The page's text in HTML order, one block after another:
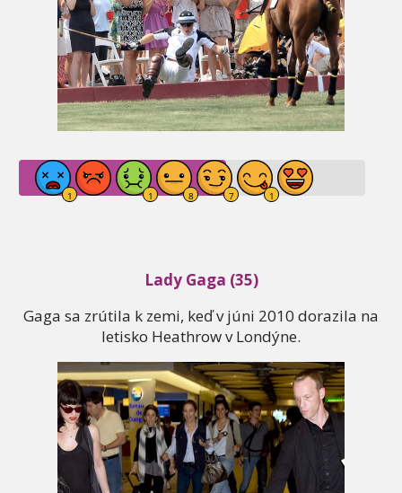
Lady Gaga (35)
Gaga sa zrútila k zemi, keď v júni 2010 dorazila na
letisko Heathrow v Londýne.